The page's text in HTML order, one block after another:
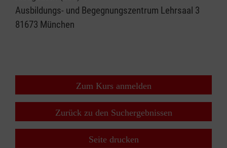
Ausbildungs- und Begegnungszentrum Lehrsaal 3
81673 München
Zum Kurs anmelden
Zurück zu den Suchergebnissen
Seite drucken